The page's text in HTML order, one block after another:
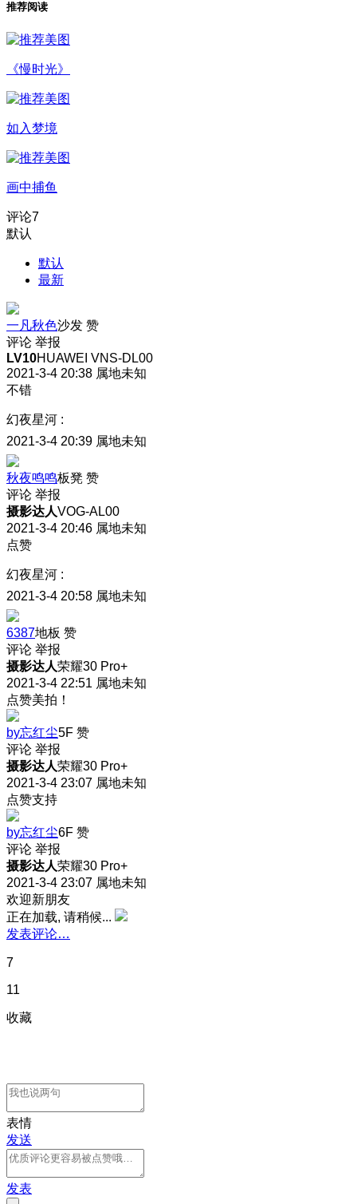
推荐阅读
《慢时光》
如入梦境
画中捕鱼
评论7
默认
默认
最新
一凡秋色沙发 赞
评论 举报
LV10HUAWEI VNS-DL00
2021-3-4 20:38 属地未知
不错
幻夜星河 :
2021-3-4 20:39 属地未知
秋夜鸣鸣板凳 赞
评论 举报
摄影达人VOG-AL00
2021-3-4 20:46 属地未知
点赞
幻夜星河 :
2021-3-4 20:58 属地未知
6387地板 赞
评论 举报
摄影达人荣耀30 Pro+
2021-3-4 22:51 属地未知
点赞美拍！
by忘红尘5F 赞
评论 举报
摄影达人荣耀30 Pro+
2021-3-4 23:07 属地未知
点赞支持
by忘红尘6F 赞
评论 举报
摄影达人荣耀30 Pro+
2021-3-4 23:07 属地未知
欢迎新朋友
正在加载, 请稍候...
发表评论…
7
11
收藏
表情
发送
发表